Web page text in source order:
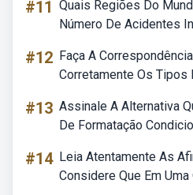
#11 Quais Regiões Do
Número De Acidentes
#12 Faça A
Corretamente Os Tipos
#13 Assinale A Alternativa
De Formatação
#14 Leia Atentamente As
Considere Que Em